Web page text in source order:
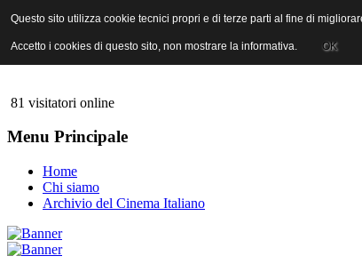
ANICA | Associazione Nazionale Industrie Cinematografiche
81 visitatori online
Menu Principale
Home
Chi siamo
Archivio del Cinema Italiano
Questo sito utilizza cookie tecnici propri e di terze parti al fine di
Accetto i cookies di questo sito, non mostrare la informativa. OK
Questo sito utilizza cookie tecnici propri e di terze parti al fine di
Accetto i cookies di questo sito, non mostrare la informativa. OK